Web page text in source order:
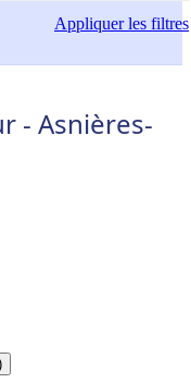
Appliquerles filtres
- Asnières-